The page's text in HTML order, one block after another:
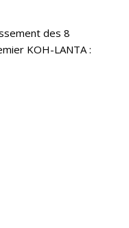
des 8
KOH-LANTA :